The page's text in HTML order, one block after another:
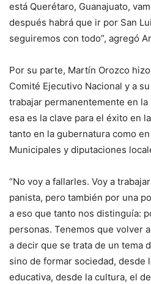
está Querétaro, Guanajuato,
después habrá que ir por San
seguiremos con todo”, agregó
Por su parte, Martín Orozco
Comité Ejecutivo Nacional y a
trabajar permanentemente en
esa es la clave para el éxito en
tanto en la gubernatura como
Municipales y diputaciones
“No voy a fallarles. Voy a
panista, pero también por una
a eso que tanto nos distinguía:
personas. Tenemos que volver
a decir que se trata de un tema
sino de formar sociedad, desde
educativa, desde la cultura, el